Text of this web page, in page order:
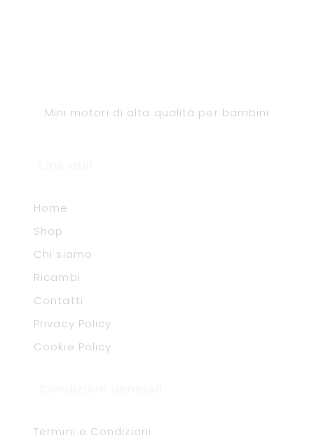
Mini motori di alta qualità per bambini
Home
Shop
Chi siamo
Ricambi
Contatti
Privacy Policy
Cookie Policy
Termini e Condizioni